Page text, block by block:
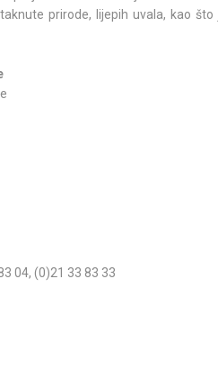
prirode, lijepih uvala, kao
04, (0)21 33 83 33